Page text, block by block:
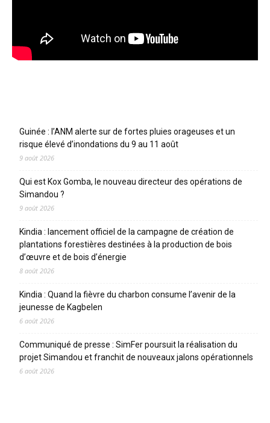
Guinée : l’ANM alerte sur de fortes pluies orageuses et un
risque élevé d’inondations du 9 au 11 août
9 août 2026
Qui est Kox Gomba, le nouveau directeur des opérations de
Simandou ?
9 août 2026
Kindia : lancement officiel de la campagne de création de
plantations forestières destinées à la production de bois
d’œuvre et de bois d’énergie
8 août 2026
Kindia : Quand la fièvre du charbon consume l’avenir de la
jeunesse de Kagbelen
6 août 2026
Communiqué de presse : SimFer poursuit la réalisation du
projet Simandou et franchit de nouveaux jalons opérationnels
6 août 2026